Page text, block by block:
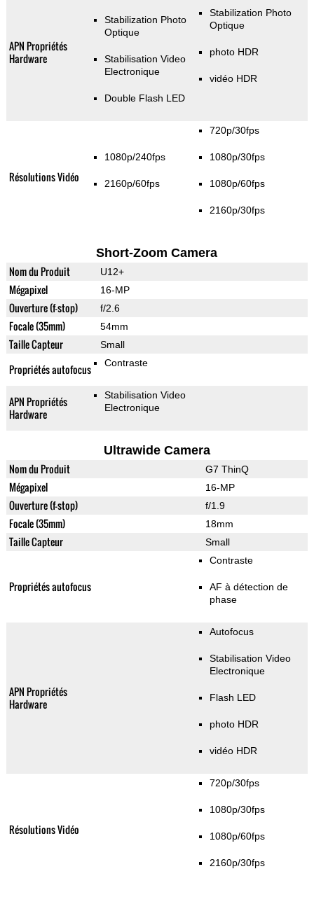
APN Propriétés
Hardware
Stabilization Photo
Optique
Stabilisation Video
Electronique
Double Flash LED
Stabilization Photo
Optique
photo HDR
vidéo HDR
Résolutions Vidéo
1080p/240fps
2160p/60fps
720p/30fps
1080p/30fps
1080p/60fps
2160p/30fps
Short-Zoom Camera
Nom du Produit U12+
Mégapixel 16-MP
Ouverture (f-stop) f/2.6
Focale (35mm) 54mm
Taille Capteur Small
Propriétés autofocus Contraste
APN Propriétés
Hardware
Stabilisation Video
Electronique
Ultrawide Camera
Nom du Produit G7 ThinQ
Mégapixel 16-MP
Ouverture (f-stop) f/1.9
Focale (35mm) 18mm
Taille Capteur Small
Propriétés autofocus
Contraste
AF à détection de
phase
APN Propriétés
Hardware
Autofocus
Stabilisation Video
Electronique
Flash LED
photo HDR
vidéo HDR
Résolutions Vidéo
720p/30fps
1080p/30fps
1080p/60fps
2160p/30fps